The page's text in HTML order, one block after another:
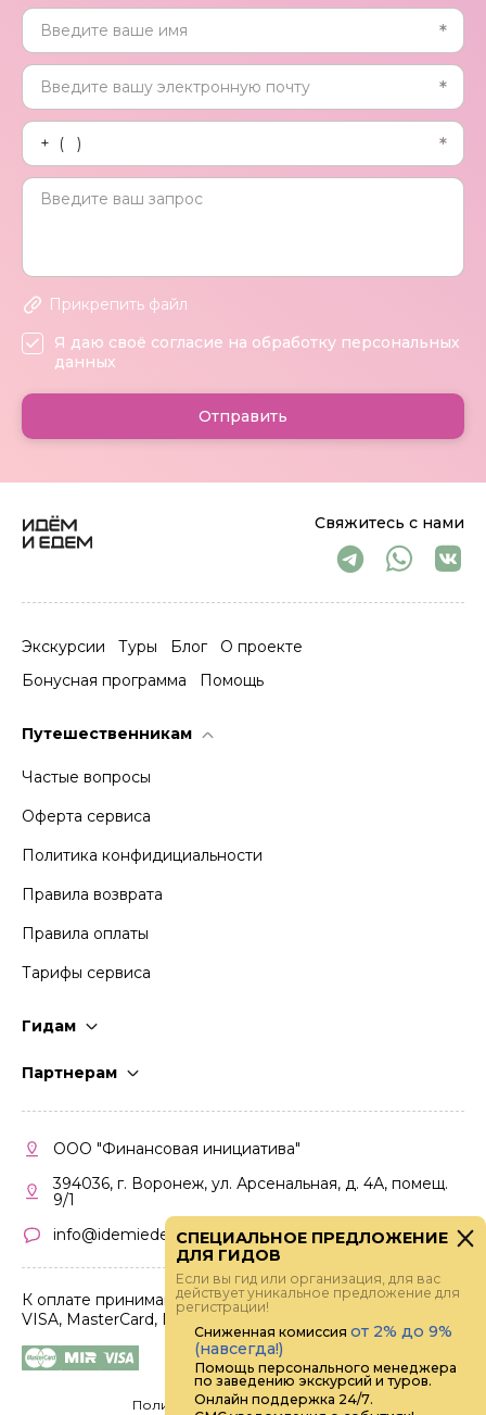
Свяжитесь с нами
Экскурсии Туры Блог
О проекте
Бонусная программа
Помощь
Путешественникам
Частые вопросы
Оферта сервиса
Политика конфидициальности
Правила возврата
Правила оплаты
Тарифы сервиса
Гидам
Партнерам
Кабинет партнера
Правила участия
ООО "Финансовая инициатива"
394036, г. Воронеж, ул. Арсенальная, д. 4А, помещ.
9/1
info@idemiedem.ru
К оплате принимаются карты
VISA, MasterCard, МИР
Политика конфиденциальности
Прикрепить файл
Я даю своё согласие на обработку персональных
данных
Отправить
СПЕЦИАЛЬНОЕ ПРЕДЛОЖЕНИЕ
ДЛЯ ГИДОВ
Если вы гид или организация, для вас
действует уникальное предложение для
регистрации!
Сниженная комиссия от 2% до 9%
(навсегда!)
Помощь персонального менеджера
по заведению экскурсий и туров.
Онлайн поддержка 24/7.